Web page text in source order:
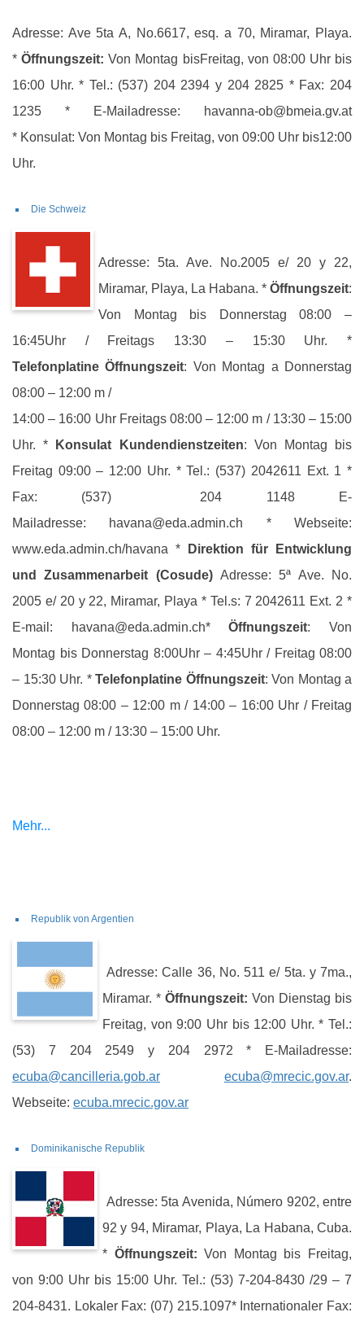
Adresse: Ave 5ta A, No.6617, esq. a 70, Miramar, Playa.
*Öffnungszeit: Von Montag bisFreitag, von 08:00 Uhr bis
16:00 Uhr. * Tel.: (537) 204 2394 y 204 2825 * Fax: 204
1235 * E-Mailadresse: havanna-ob@bmeia.gv.at
* Konsulat: Von Montag bis Freitag, von 09:00 Uhr bis12:00
Uhr.
Die Schweiz
Adresse: 5ta. Ave. No.2005 e/ 20 y 22,
Miramar, Playa, La Habana. * Öffnungszeit:
Von Montag bis Donnerstag 08:00 –
16:45Uhr / Freitags 13:30 – 15:30 Uhr. *
Telefonplatine Öffnungszeit: Von Montag a Donnerstag
08:00 – 12:00 m /
14:00 – 16:00 Uhr Freitags 08:00 – 12:00 m / 13:30 – 15:00
Uhr. *
Konsulat Kundendienstzeiten: Von Montag bis
Freitag 09:00 – 12:00 Uhr. * Tel.: (537) 2042611 Ext. 1 *
Fax: (537) 204 1148 E-
Mailadresse: havana@eda.admin.ch * Webseite:
www.eda.admin.ch/havana *
Direktion für Entwicklung
und Zusammenarbeit (Cosude) Adresse: 5ª Ave. No.
2005 e/ 20 y 22, Miramar, Playa * Tel.s: 7 2042611 Ext. 2 *
E-mail: havana@eda.admin.ch*Öffnungszeit: Von
Montag bis Donnerstag 8:00Uhr – 4:45Uhr / Freitag 08:00
– 15:30 Uhr. * Telefonplatine Öffnungszeit: Von Montag a
Donnerstag 08:00 – 12:00 m / 14:00 – 16:00 Uhr / Freitag
08:00 – 12:00 m / 13:30 – 15:00 Uhr.
Mehr...
Republik von Argentien
Adresse: Calle 36, No. 511 e/ 5ta. y 7ma.,
Miramar. * Öffnungszeit: Von Dienstag bis
Freitag, von 9:00 Uhr bis 12:00 Uhr. * Tel.:
(53) 7 204 2549 y 204 2972 * E-Mailadresse:
ecuba@cancilleria.gob.ar
ecuba@mrecic.gov.ar.
Webseite: ecuba.mrecic.gov.ar
Dominikanische Republik
Adresse: 5ta Avenida, Número 9202, entre
92 y 94, Miramar, Playa, La Habana, Cuba.
* Öffnungszeit: Von Montag bis Freitag,
von 9:00 Uhr bis 15:00 Uhr. Tel.: (53) 7-204-8430 /29 – 7
204-8431. Lokaler Fax: (07) 215.1097* Internationaler Fax: